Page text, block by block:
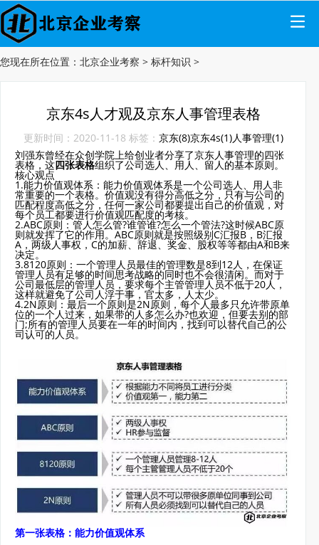
您现在所在位置： 北京企业考察 > 标杆知识 >
京东4s人才观及京东人事管理表格
更新时间：2020-11-18 标签： 京东(8)京东4s(1)人事管理(1)
刘强东曾经在众创学院上给创业者分享了京东人事管理的四张
表格，这四张表格组织了公司选人、用人、留人的基本原则。
核心观点
1.能力价值观体系：能力价值观体系是一个公司选人、用人非
常重要的一个表格。价值观没有得分高低之分，只有与公司的
匹配程度高低之分，任何一家公司都要提出自己的价值观，对
每个员工都要进行价值观匹配度的考核。
2.ABC原则：管人怎么管?谁管谁?怎么一个管法?这时候ABC原
则就发挥了它的作用。ABC原则就是按照级别C汇报B，B汇报
A，两级人事权，C的加薪、辞退、奖金、股权等等都由A和B来
决定。
3.8120原则：一个管理人员最佳的管理数是8到12人，在保证
管理人员有足够的时间思考战略的同时也不会很清闲。而对于
公司最低层的管理人员，要求每个主管管理人员不低于20人，
这样就避免了公司人浮于事，官太多，人太少。
4.2N原则：最后一个原则是2N原则，每个人最多只允许带原单
位的一个人过来，如果带的人多怎么办?也欢迎，但要去别的部
门;所有的管理人员要在一年的时间内，找到可以替代自己的公
司认可的人员。
第一张表格：能力价值观体系